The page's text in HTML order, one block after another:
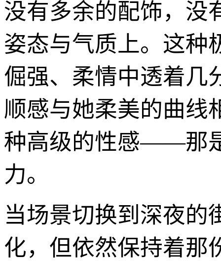
没有多余的配饰，没
姿态与气质上。这种
倔强、柔情中透着几
顺感与她柔美的曲线
种高级的性感——那
力。
当场景切换到深夜的
化，但依然保持着那